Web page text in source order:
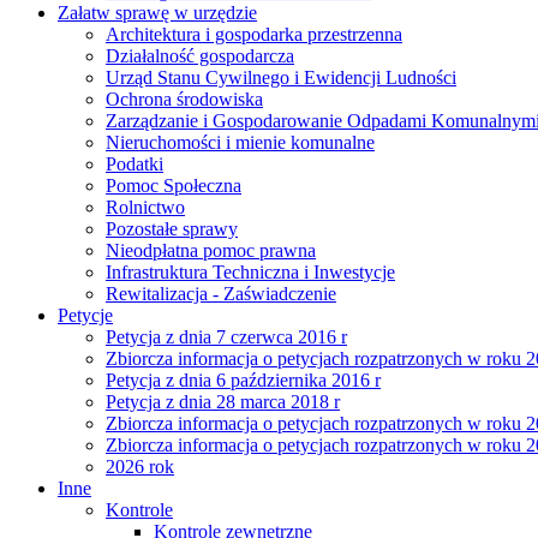
Załatw sprawę w urzędzie
Architektura i gospodarka przestrzenna
Działalność gospodarcza
Urząd Stanu Cywilnego i Ewidencji Ludności
Ochrona środowiska
Zarządzanie i Gospodarowanie Odpadami Komunalnymi
Nieruchomości i mienie komunalne
Podatki
Pomoc Społeczna
Rolnictwo
Pozostałe sprawy
Nieodpłatna pomoc prawna
Infrastruktura Techniczna i Inwestycje
Rewitalizacja - Zaświadczenie
Petycje
Petycja z dnia 7 czerwca 2016 r
Zbiorcza informacja o petycjach rozpatrzonych w roku
Petycja z dnia 6 października 2016 r
Petycja z dnia 28 marca 2018 r
Zbiorcza informacja o petycjach rozpatrzonych w roku
Zbiorcza informacja o petycjach rozpatrzonych w roku
2026 rok
Inne
Kontrole
Kontrole zewnętrzne